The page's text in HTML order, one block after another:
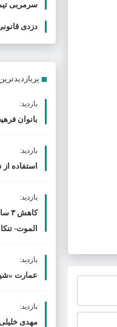
سرمربی
دزدی
بازدید:
بانوان
بازدید:
استفاده
بازدید:
الموت-
بازدید:
عمارت
بازدید:
مهدی